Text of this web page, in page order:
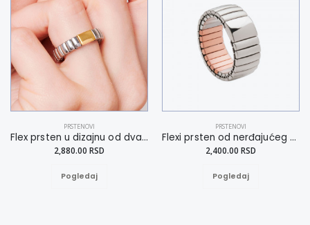
PRSTENOVI
Flex prsten u dizajnu od dva tona 16
2,880.00 RSD
Pogledaj
PRSTENOVI
Flexi prsten od nerđajućeg čelika sa bakrom 16
2,400.00 RSD
Pogledaj